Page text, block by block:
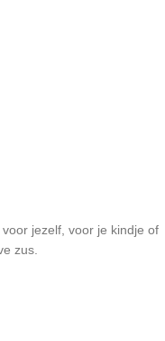
jezelf, voor je kindje of
zus.